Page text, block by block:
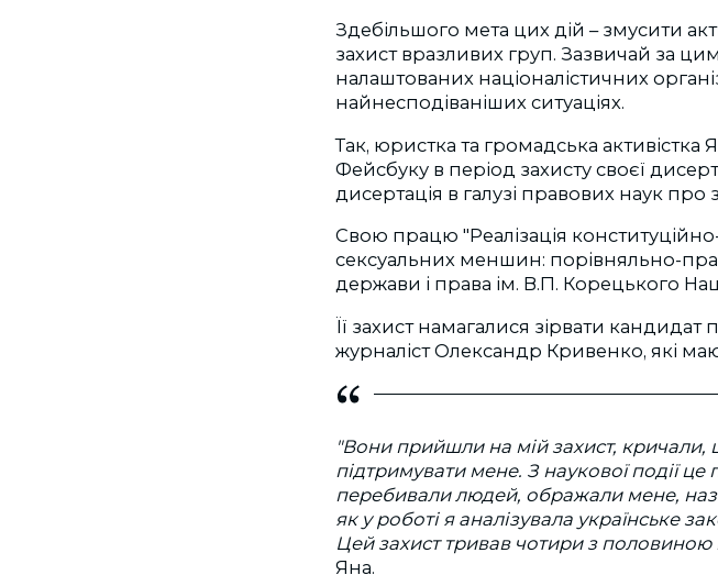
Здебільшого мета цих дій – змусити
захист вразливих груп. Зазвичай за
налаштованих націоналістичних
найнесподіваніших ситуаціях.
Так, юристка та громадська активістка
Фейсбуку в період захисту своєї
дисертація в галузі правових наук про
Свою працю "Реалізація
сексуальних меншин: порівняльно-
держави і права ім. В.П. Корецького
Її захист намагалися зірвати
журналіст Олександр Кривенко, які
"Вони прийшли на мій захист, кричали,
підтримувати мене. З наукової події
перебивали людей, ображали мене,
як у роботі я аналізувала українське
Цей захист тривав чотири з
Яна.